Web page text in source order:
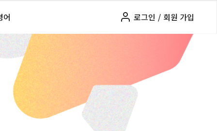
어 로그인 / 회원 가입